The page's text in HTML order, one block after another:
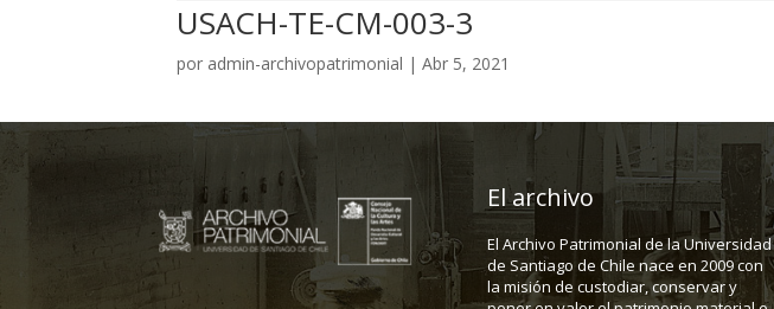
USACH-TE-CM-003-3
por admin-archivopatrimonial |Abr 5, 2021
El archivo
El Archivo Patrimonial de la Universidad
de Santiago de Chile nace en 2009 con
la misión de custodiar, conservar y